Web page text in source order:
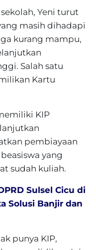
Yeni turut
masih dihadapi
kurang mampu,
Salah satu
Kartu
KIP
pembiayaan
yang
sudah kuliah.
Sulsel Cicu di
Solusi Banjir dan
punya KIP,